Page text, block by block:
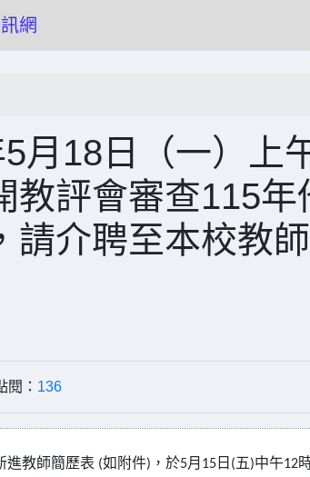
網
月18日（一）上
教評會審查115年
請介聘至本校教
： 136
進教師簡歷表 (如附件) ，於5月 15 日 (五)中午12